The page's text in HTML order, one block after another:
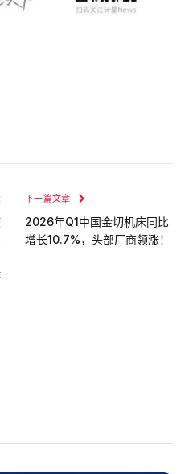
下一篇文章
2026年Q1中国金切机床同比
增长10.7%，头部厂商领涨！